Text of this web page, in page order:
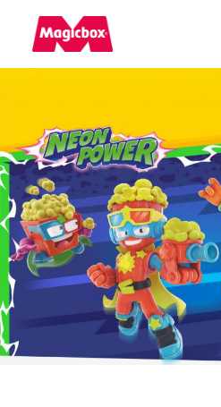
Collectors Area
Compañía
Contacto